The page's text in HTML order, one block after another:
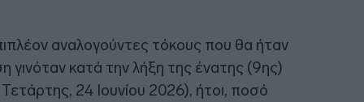
αναλογούντες τόκους που θα ήταν
κατά την λήξη της ένατης (9ης)
24 Ιουνίου 2026), ήτοι, ποσό